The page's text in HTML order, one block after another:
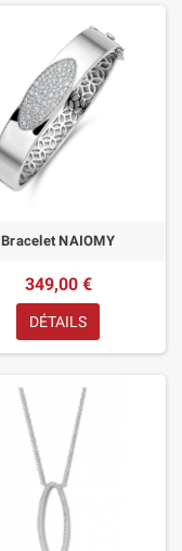
Bracelet NAIOMY
349,00 €
DÉTAILS